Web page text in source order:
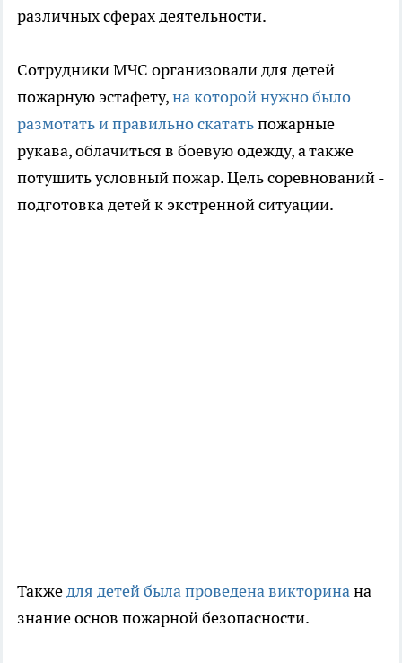
различных сферах деятельности.
Сотрудники МЧС организовали для детей
пожарную эстафету,на которой нужно было
размотать и правильно скататьпожарные
рукава, облачиться в боевую одежду, а также
потушить условный пожар. Цель соревнований -
подготовка детей к экстренной ситуации.
Такжедля детей была проведена викторинана
знание основ пожарной безопасности.